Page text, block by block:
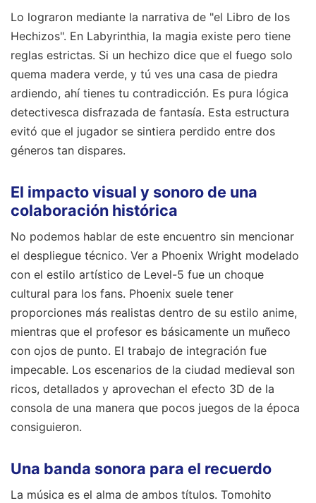
Lo lograron mediante la narrativa de "el Libro de los
Hechizos". En Labyrinthia, la magia existe pero tiene
reglas estrictas. Si un hechizo dice que el fuego solo
quema madera verde, y tú ves una casa de piedra
ardiendo, ahí tienes tu contradicción. Es pura lógica
detectivesca disfrazada de fantasía. Esta estructura
evitó que el jugador se sintiera perdido entre dos
géneros tan dispares.
El impacto visual y sonoro de una
colaboración histórica
No podemos hablar de este encuentro sin mencionar
el despliegue técnico. Ver a Phoenix Wright modelado
con el estilo artístico de Level-5 fue un choque
cultural para los fans. Phoenix suele tener
proporciones más realistas dentro de su estilo anime,
mientras que el profesor es básicamente un muñeco
con ojos de punto. El trabajo de integración fue
impecable. Los escenarios de la ciudad medieval son
ricos, detallados y aprovechan el efecto 3D de la
consola de una manera que pocos juegos de la época
consiguieron.
Una banda sonora para el recuerdo
La música es el alma de ambos títulos. Tomohito